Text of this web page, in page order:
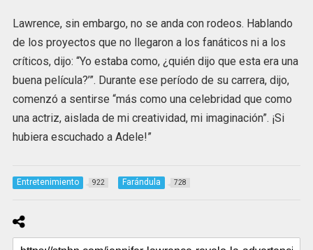
Lawrence, sin embargo, no se anda con rodeos. Hablando
de los proyectos que no llegaron a los fanáticos ni a los
críticos, dijo: “Yo estaba como, ¿quién dijo que esta era una
buena película?’”. Durante ese período de su carrera, dijo,
comenzó a sentirse “más como una celebridad que como
una actriz, aislada de mi creatividad, mi imaginación”. ¡Si
hubiera escuchado a Adele!”
Entretenimiento 922 Farándula 728